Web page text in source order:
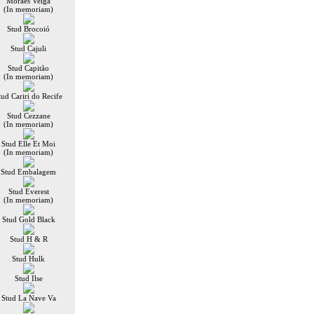
(In memoriam)
Stud Brocoió
Stud Cajuli
Stud Capitão
(In memoriam)
Cariri do Recife
Stud Cezzane
(In memoriam)
Stud Elle Et Moi
(In memoriam)
Stud Embalagem
Stud Everest
(In memoriam)
Stud Gold Black
Stud H & R
Stud Hulk
Stud Ilse
Stud La Nave Va